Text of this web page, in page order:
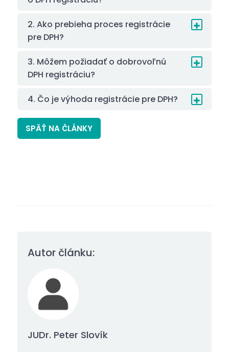
2. Ako prebieha proces registrácie
pre DPH?
3. Môžem požiadať o dobrovoľnú
DPH registráciu?
4. Čo je výhoda registrácie pre DPH?
SPÄŤ NA ČLÁNKY
Autor článku:
JUDr. Peter Slovík